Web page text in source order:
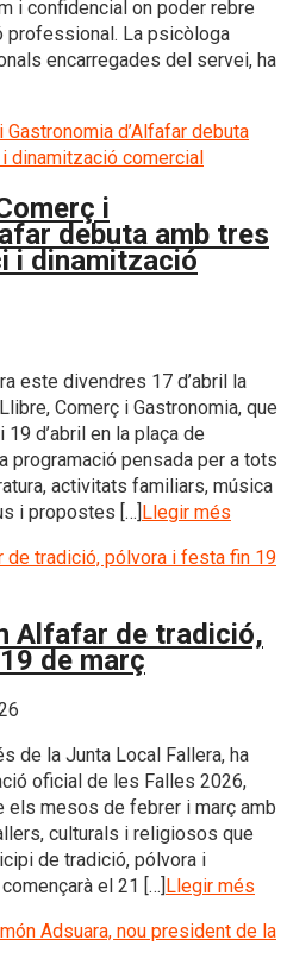
i confidencial on poder rebre
professional. La psicòloga
encarregades del servei, ha
i
debuta amb tres
i dinamització
este divendres 17 d’abril la
Comerç i Gastronomia, que
d’abril en la plaça de
programació pensada per a tots
activitats familiars, música
i propostes […]Llegir més
Alfafar de tradició,
de març
de la Junta Local Fallera, ha
oficial de les Falles 2026,
els mesos de febrer i març amb
culturals i religiosos que
de tradició, pólvora i
el 21 […]Llegir més